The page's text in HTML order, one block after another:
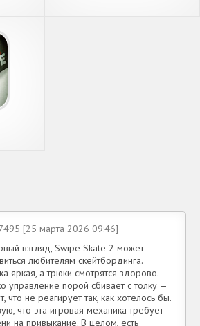
[25 марта 2026 09:46]
взгляд, Swipe Skate 2 может
любителям скейтбординга.
яркая, а трюки смотрятся здорово.
управление порой сбивает с толку —
что не реагирует так, как хотелось бы.
что эта игровая механика требует
на привыкание. В целом, есть